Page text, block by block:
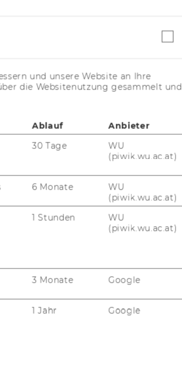
value
und unsere Website an Ihre
die Websitenutzung gesammelt und
Ablauf
Anbieter
30 Tage
WU
(piwik.wu.ac.at)
6 Monate
WU
(piwik.wu.ac.at)
1 Stunden
WU
(piwik.wu.ac.at)
3 Monate Google
1 Jahr Google